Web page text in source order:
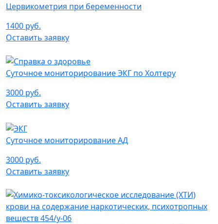
Цервикометрия при беременности
1400 руб.
Оставить заявку
Суточное мониторирование ЭКГ по Холтеру
3000 руб.
Оставить заявку
Суточное мониторирование АД
3000 руб.
Оставить заявку